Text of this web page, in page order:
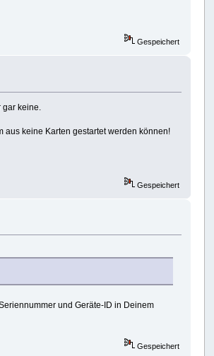
Gespeichert
gar keine.
aus keine Karten gestartet werden können!
Gespeichert
und Geräte-ID in Deinem
Gespeichert